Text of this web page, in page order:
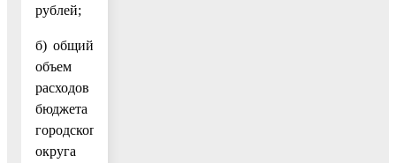
рублей;
б) общий
объем
расходов
бюджета
городского
округа